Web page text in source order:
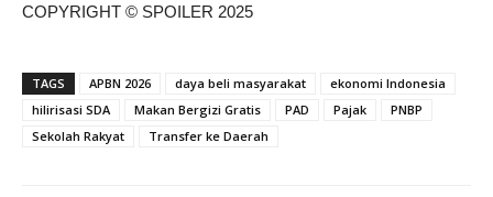
COPYRIGHT © SPOILER 2025
TAGS APBN 2026 daya beli masyarakat
ekonomi Indonesia
hilirisasi SDA
Makan Bergizi Gratis PAD Pajak
PNBP
Sekolah Rakyat
Transfer ke Daerah